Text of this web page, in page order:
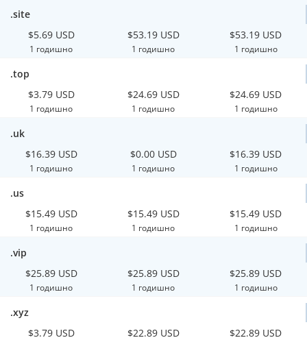
.site
$5.69 USD
1 годишно
$53.19 USD
1 годишно
$53.19 USD
1 годишно
.top
$3.79 USD
1 годишно
$24.69 USD
1 годишно
$24.69 USD
1 годишно
.uk
$16.39 USD
1 годишно
$0.00 USD
1 годишно
$16.39 USD
1 годишно
.us
$15.49 USD
1 годишно
$15.49 USD
1 годишно
$15.49 USD
1 годишно
.vip
$25.89 USD
1 годишно
$25.89 USD
1 годишно
$25.89 USD
1 годишно
.xyz
$3.79 USD
$22.89 USD $22.89 USD